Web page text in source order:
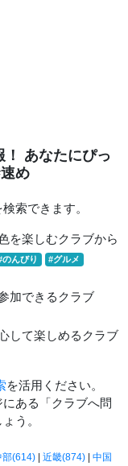
！ あなたにぴっ
め
索できます。
を楽しむクラブから
のんびり
#グルメ
加できるクラブ
して楽しめるクラブ
を活用ください。
ある「クラブへ問
う。
部(614)| 近畿(874)| 中国